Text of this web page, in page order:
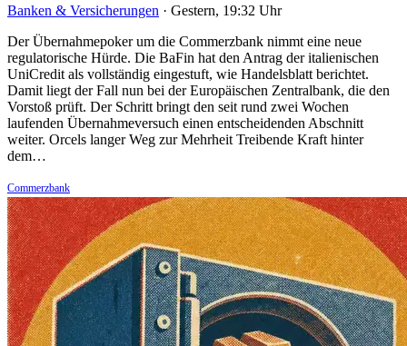
Banken & Versicherungen · Gestern, 19:32 Uhr
Der Übernahmepoker um die Commerzbank nimmt eine neue
regulatorische Hürde. Die BaFin hat den Antrag der italienischen
UniCredit als vollständig eingestuft, wie Handelsblatt berichtet.
Damit liegt der Fall nun bei der Europäischen Zentralbank, die den
Vorstoß prüft. Der Schritt bringt den seit rund zwei Wochen
laufenden Übernahmeversuch einen entscheidenden Abschnitt
weiter. Orcels langer Weg zur Mehrheit Treibende Kraft hinter
dem…
Commerzbank